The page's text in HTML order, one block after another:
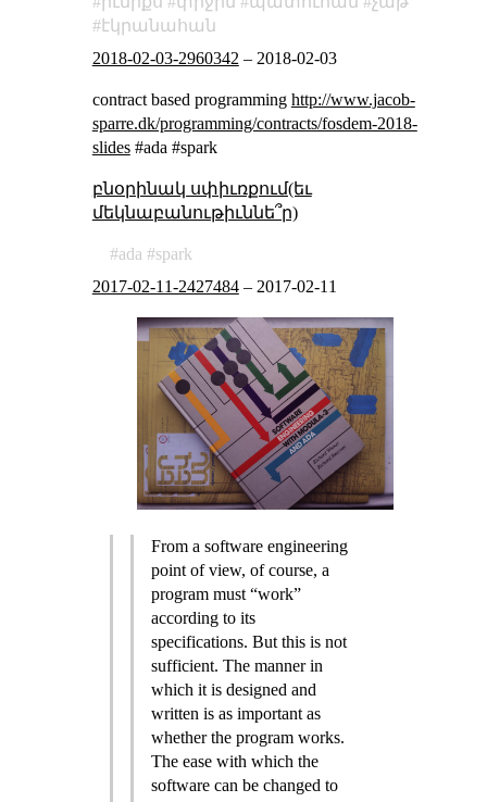
էկրանահան
2018-02-03-2960342 – 2018-02-03
contract based programming http://www.jacob-
sparre.dk/programming/contracts/fosdem-2018-
slides#ada #spark
բնօրինակ սփիւռքում(եւ
մեկնաբանութիւննե՞ր)
ada
spark
2017-02-11-2427484– 2017-02-11
From a software engineering
point of view, of course, a
program must “work”
according to its
specifications. But this is not
sufficient. The manner in
which it is designed and
written is as important as
whether the program works.
The ease with which the
software can be changed to